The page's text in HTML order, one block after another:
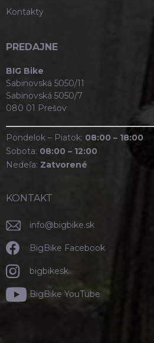
Kontakty
PREDAJNE
BIG Bike
Sabinovská 5050/11
Sabinovská 5050/7
080 01 Prešov
Pondelok – Piatok: 08:00 – 18:00
Sobota: 08:00 – 12:00
Nedeľa: Zatvorené
KONTAKT
info@bigbike.sk
BigBike Facebook
bigbikesk
BigBike YouTube